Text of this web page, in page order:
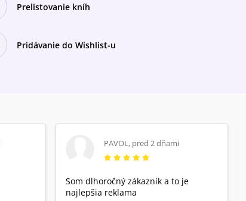
Prelistovanie kníh
Pridávanie do Wishlist-u
PAVOL, pred 2 dňami
Som dlhoročný zákazník a to je
najlepšia reklama